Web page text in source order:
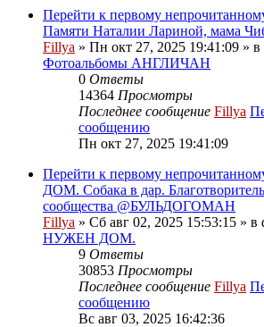
Перейти к первому
Памяти Наталии Лариной, мама
Fillya » Пн окт 27, 2025 19:41:09 »
Фотоальбомы АНГЛИЧАН
0 Ответы
14364 Просмотры
Последнее сообщение Fillya
сообщению
Пн окт 27, 2025 19:41:09
Перейти к первому
ДОМ. Собака в дар.
сообщества @БУЛЬДОГОМАН
Fillya » Сб авг 02, 2025 15:53:15 » в
НУЖЕН ДОМ.
9 Ответы
30853 Просмотры
Последнее сообщение Fillya
сообщению
Вс авг 03, 2025 16:42:36